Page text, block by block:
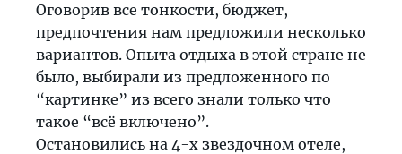
Оговорив все тонкости, бюджет,
предпочтения нам предложили несколько
вариантов. Опыта отдыха в этой стране не
было, выбирали из предложенного по
“картинке” из всего знали только что
такое “всё включено”.
Остановились на 4-х звездочном отеле,